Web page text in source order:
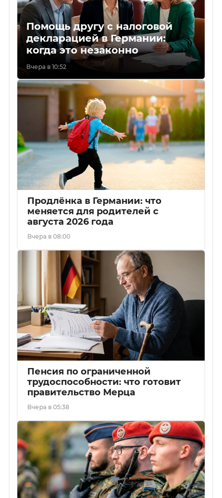
Помощь другу с налоговой
декларацией в Германии:
когда это незаконно
Вчера в 10:52
Продлёнка в Германии: что
меняется для родителей с
августа 2026 года
Вчера в 08:00
Пенсия по ограниченной
трудоспособности: что готовит
правительство Мерца
Вчера в 05:38